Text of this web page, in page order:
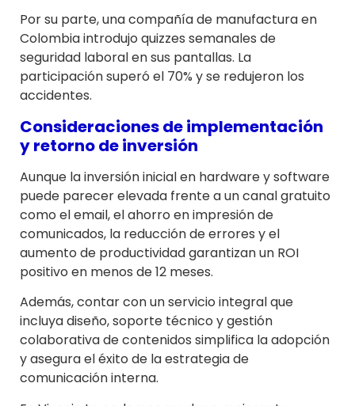
Por su parte, una compañía de manufactura en
Colombia introdujo quizzes semanales de
seguridad laboral en sus pantallas. La
participación superó el 70% y se redujeron los
accidentes.
Consideraciones de implementación
y retorno de inversión
Aunque la inversión inicial en hardware y software
puede parecer elevada frente a un canal gratuito
como el email, el ahorro en impresión de
comunicados, la reducción de errores y el
aumento de productividad garantizan un ROI
positivo en menos de 12 meses.
Además, contar con un servicio integral que
incluya diseño, soporte técnico y gestión
colaborativa de contenidos simplifica la adopción
y asegura el éxito de la estrategia de
comunicación interna.